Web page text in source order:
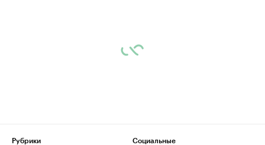
Рубрики
Социальные